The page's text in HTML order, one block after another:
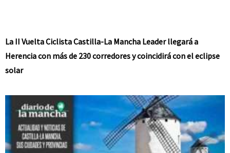
La II Vuelta Ciclista Castilla-La Mancha Leader llegará a
Herencia con más de 230 corredores y coincidirá con el eclipse
solar